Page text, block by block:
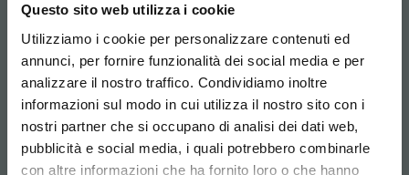
Questo sito web utilizza i cookie
Utilizziamo i cookie per personalizzare contenuti ed
annunci, per fornire funzionalità dei social media e per
analizzare il nostro traffico. Condividiamo inoltre
informazioni sul modo in cui utilizza il nostro sito con i
nostri partner che si occupano di analisi dei dati web,
pubblicità e social media, i quali potrebbero combinarle
con altre informazioni che ha fornito loro o che hanno
Más información
SmartStop
Start & Stop
Scegli il paese in cui ti trovi e la tua